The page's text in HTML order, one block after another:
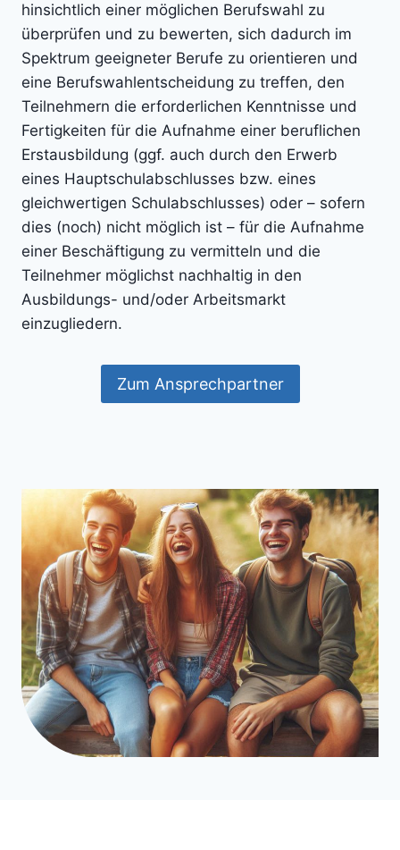
hinsichtlich einer möglichen Berufswahl zu
überprüfen und zu bewerten, sich dadurch im
Spektrum geeigneter Berufe zu orientieren und
eine Berufswahlentscheidung zu treffen, den
Teilnehmern die erforderlichen Kenntnisse und
Fertigkeiten für die Aufnahme einer beruflichen
Erstausbildung (ggf. auch durch den Erwerb
eines Hauptschulabschlusses bzw. eines
gleichwertigen Schulabschlusses) oder – sofern
dies (noch) nicht möglich ist – für die Aufnahme
einer Beschäftigung zu vermitteln und die
Teilnehmer möglichst nachhaltig in den
Ausbildungs- und/oder Arbeitsmarkt
einzugliedern.
Zum Ansprechpartner